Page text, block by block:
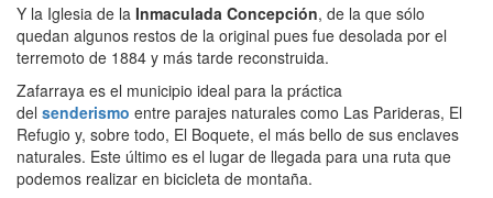
Y la Iglesia de la Inmaculada Concepción, de la que sólo
quedan algunos restos de la original pues fue desolada por el
terremoto de 1884 y más tarde reconstruida.
Zafarraya es el municipio ideal para la práctica
del senderismo entre parajes naturales como Las Parideras, El
Refugio y, sobre todo, El Boquete, el más bello de sus enclaves
naturales. Este último es el lugar de llegada para una ruta que
podemos realizar en bicicleta de montaña.